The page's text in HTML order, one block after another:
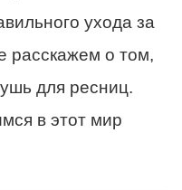
ухода за
расскажем о том,
для ресниц.
в этот мир